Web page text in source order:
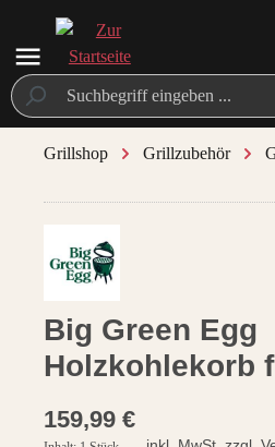
springen
Grillshop Grillzubehör
Big Green Egg
Holzkohlekorb
159,99 €